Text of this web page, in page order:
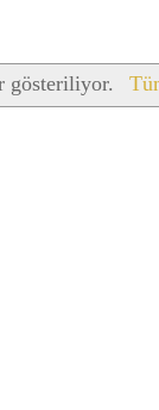
gösteriliyor.